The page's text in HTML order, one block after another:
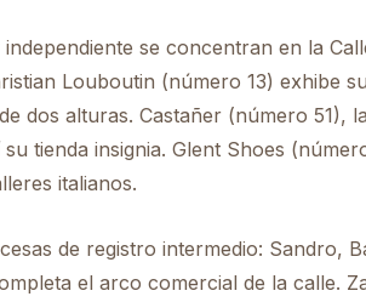
se concentran en la
Louboutin (número 13) exhibe
dos alturas. Castañer (número 51),
tienda insignia. Glent Shoes
italianos.
de registro intermedio: Sandro,
el arco comercial de la calle.